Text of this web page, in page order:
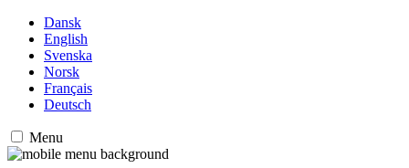
Dansk
English
Svenska
Norsk
Français
Deutsch
Menu